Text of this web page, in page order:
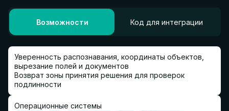
Возможности Код для интеграции
Уверенность распознавания, координаты объектов,
вырезание полей и документов
Возврат зоны принятия решения для проверок
подлинности
Операционные системы